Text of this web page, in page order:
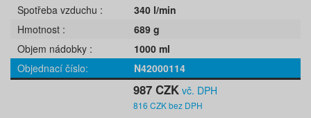
Spotřeba vzduchu
340 l/min
Hmotnost
689 g
Objem nádobky
1000 ml
Objednací číslo
N42000114
987 CZK vč. DPH
816 CZK bez DPH